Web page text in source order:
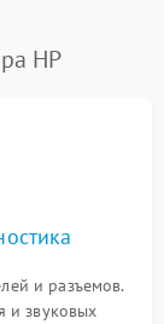
HP
и разъемов.
и звуковых